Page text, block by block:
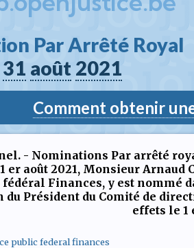
Par Arrêté Royal
31 août 2021
Comment obtenir
- Nominations Par arrêté
er août 2021, Monsieur Arnaud
Finances, y est nommé
du Président du Comité de
effets le 1
public federal finances